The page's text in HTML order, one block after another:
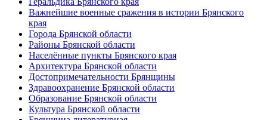
Важнейшие военные сражения в истории Брянского
края
Города Брянской области
Районы Брянской области
Населённые пункты Брянского края
Архитектура Брянской области
Достопримечательности Брянщины
Здравоохранение Брянской области
Образование Брянской области
Культура Брянской области